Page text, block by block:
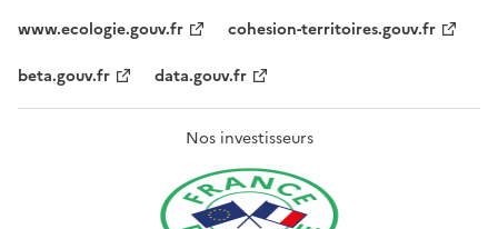
www.ecologie.gouv.fr
cohesion-territoires.gouv.fr
beta.gouv.fr
data.gouv.fr
Nos investisseurs